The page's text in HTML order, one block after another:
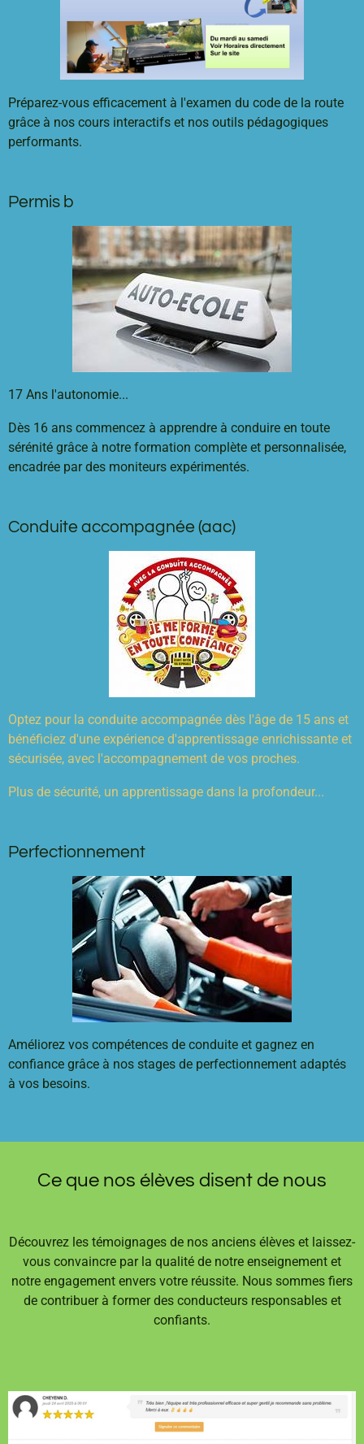
Préparez-vous efficacement à l'examen du code de la route
grâce à nos cours interactifs et nos outils pédagogiques
performants.
Permis b
17 Ans l'autonomie...
Dès 16 ans commencez à apprendre à conduire en toute
sérénité grâce à notre formation complète et personnalisée,
encadrée par des moniteurs expérimentés.
Conduite accompagnée (aac)
Optez pour la conduite accompagnée dès l'âge de 15 ans et
bénéficiez d'une expérience d'apprentissage enrichissante et
sécurisée, avec l'accompagnement de vos proches.
Plus de sécurité, un apprentissage dans la profondeur...
Perfectionnement
Améliorez vos compétences de conduite et gagnez en
confiance grâce à nos stages de perfectionnement adaptés
à vos besoins.
Ce que nos élèves disent de nous
Découvrez les témoignages de nos anciens élèves et laissez-
vous convaincre par la qualité de notre enseignement et
notre engagement envers votre réussite. Nous sommes fiers
de contribuer à former des conducteurs responsables et
confiants.